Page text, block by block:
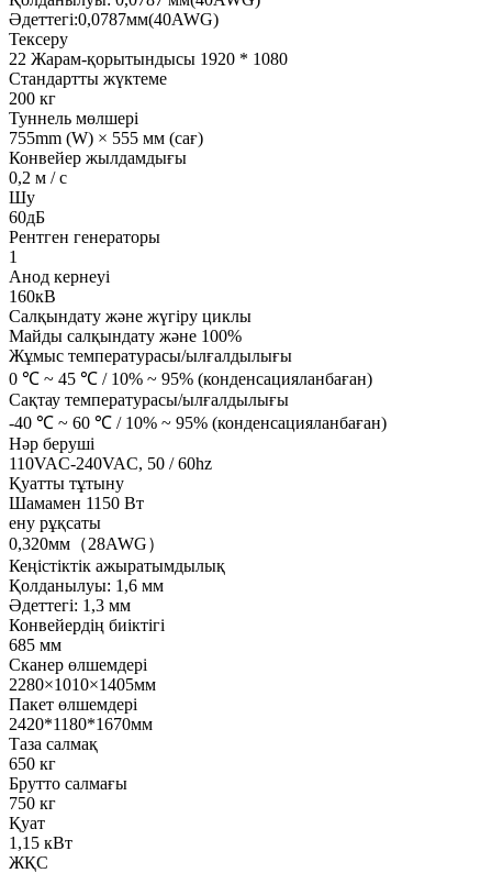
Әдеттегі:0,0787мм(40AWG)
Тексеру
22 Жарам-қорытындысы 1920 * 1080
Стандартты жүктеме
200 кг
Туннель мөлшері
755mm (W) × 555 мм (сағ)
Конвейер жылдамдығы
0,2 м / с
Шу
60дБ
Рентген генераторы
1
Анод кернеуі
160кВ
Салқындату және жүгіру циклы
Майды салқындату және 100%
Жұмыс температурасы/ылғалдылығы
0 ℃ ~ 45 ℃ / 10% ~ 95% (конденсацияланбаған)
Сақтау температурасы/ылғалдылығы
-40 ℃ ~ 60 ℃ / 10% ~ 95% (конденсацияланбаған)
Нәр беруші
110VAC-240VAC, 50 / 60hz
Қуатты тұтыну
Шамамен 1150 Вт
ену рұқсаты
0,320мм（28AWG）
Кеңістіктік ажыратымдылық
Қолданылуы: 1,6 мм
Әдеттегі: 1,3 мм
Конвейердің биіктігі
685 мм
Сканер өлшемдері
2280×1010×1405мм
Пакет өлшемдері
2420*1180*1670мм
Таза салмақ
650 кг
Брутто салмағы
750 кг
Қуат
1,15 кВт
ЖҚС